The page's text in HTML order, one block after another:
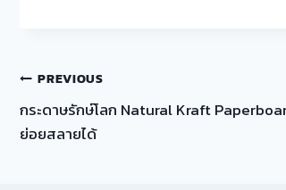
แนะแนว
เรื่อง
PREVIOUS
กระดาษรักษ์โลก Natural Kraft
ย่อยสลายได้